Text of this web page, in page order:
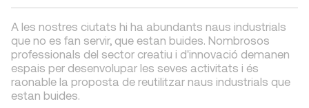
A les nostres ciutats hi ha abundants naus industrials
que no es fan servir, que estan buides. Nombrosos
professionals del sector creatiu i d'innovació demanen
espais per desenvolupar les seves activitats i és
raonable la proposta de reutilitzar naus industrials que
estan buides.